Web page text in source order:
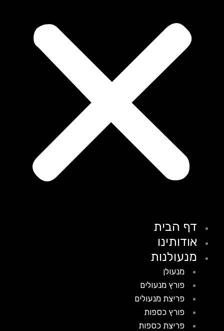
דף הבית
אודותינו
מנעולנות
מנעולן
פורץ מנעולים
פריצת מנעולים
פורץ כספות
פריצת כספות